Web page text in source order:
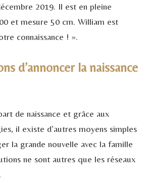
2019. Il est en pleine
et mesure 50 cm. William est
connaissance ! ».
d’annoncer la naissance
de naissance et grâce aux
il existe d’autres moyens simples
la grande nouvelle avec la famille
ne sont autres que les réseaux